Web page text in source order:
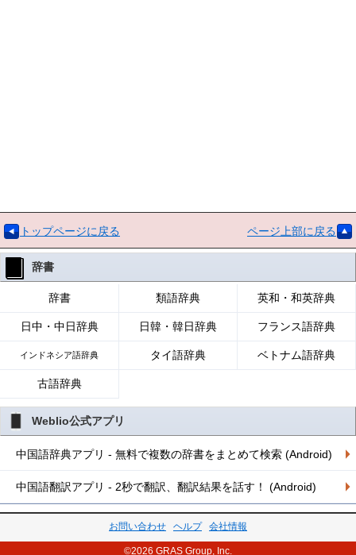
トップページに戻る ページ上部に戻る
辞書
辞書 類語辞典 英和・和英辞典
日中・中日辞典 日韓・韓日辞典 フランス語辞典
インドネシア語辞典 タイ語辞典 ベトナム語辞典
古語辞典
Weblio公式アプリ
中国語辞典アプリ - 無料で複数の辞書をまとめて検索 (Android)
中国語翻訳アプリ - 2秒で翻訳、翻訳結果を話す！ (Android)
お問い合わせ ヘルプ 会社情報
©2026 GRAS Group, Inc.